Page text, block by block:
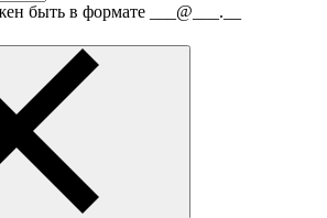
быть в формате ___@___.__